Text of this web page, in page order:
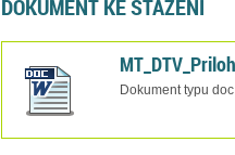
DOKUMENT KE STAŽENÍ
Dokument typu